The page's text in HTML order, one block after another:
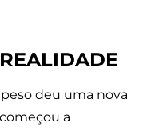
deu uma nova
a